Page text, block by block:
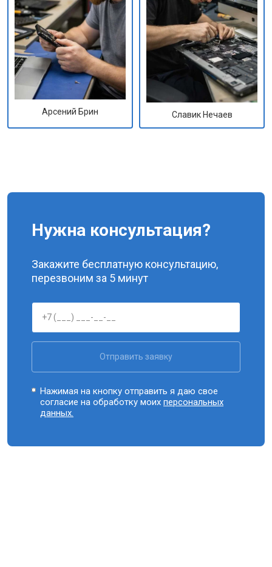
Арсений Брин Славик Нечаев
Нужна консультация?
Закажите бесплатную консультацию,
перезвоним за 5 минут
Отправить заявку
Нажимая на кнопку отправить я даю свое
согласие на обработку моихперсональных
данных.